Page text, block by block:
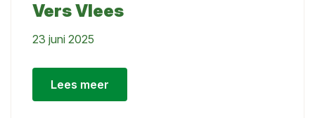
Vers Vlees
23 juni 2025
Lees meer